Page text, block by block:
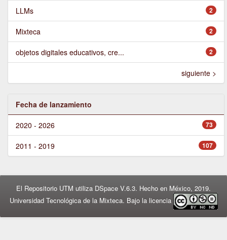
2
LLMs
2
Mixteca
2
objetos digitales educativos, cre...
siguiente >
Fecha de lanzamiento
73
2020 - 2026
107
2011 - 2019
El Repositorio UTM utiliza DSpace V.6.3. Hecho en México, 2019.
Universidad Tecnológica de la Mixteca. Bajo la licencia